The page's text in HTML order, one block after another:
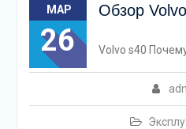
МАР
26
Обзор
Volvo s40